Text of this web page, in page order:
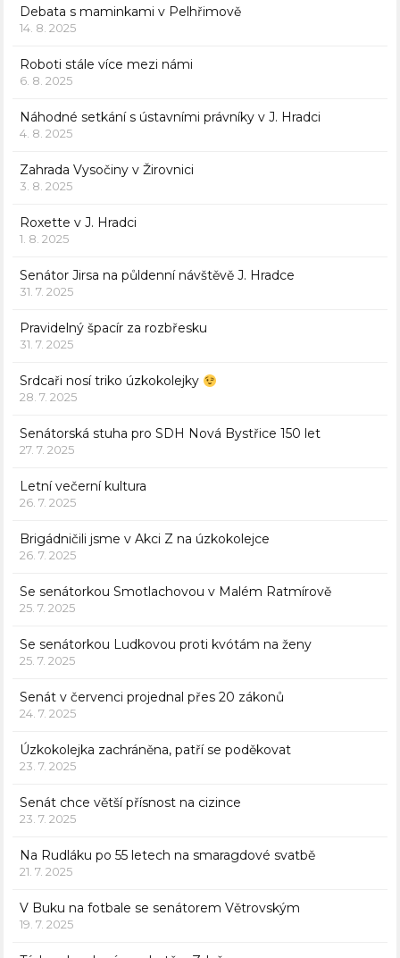
Debata s maminkami v Pelhřimově
14. 8. 2025
Roboti stále více mezi námi
6. 8. 2025
Náhodné setkání s ústavními právníky v J. Hradci
4. 8. 2025
Zahrada Vysočiny v Žirovnici
3. 8. 2025
Roxette v J. Hradci
1. 8. 2025
Senátor Jirsa na půldenní návštěvě J. Hradce
31. 7. 2025
Pravidelný špacír za rozbřesku
31. 7. 2025
Srdcaři nosí triko úzkokolejky
28. 7. 2025
Senátorská stuha pro SDH Nová Bystřice 150 let
27. 7. 2025
Letní večerní kultura
26. 7. 2025
Brigádničili jsme v Akci Z na úzkokolejce
26. 7. 2025
Se senátorkou Smotlachovou v Malém Ratmírově
25. 7. 2025
Se senátorkou Ludkovou proti kvótám na ženy
25. 7. 2025
Senát v červenci projednal přes 20 zákonů
24. 7. 2025
Úzkokolejka zachráněna, patří se poděkovat
23. 7. 2025
Senát chce větší přísnost na cizince
23. 7. 2025
Na Rudláku po 55 letech na smaragdové svatbě
21. 7. 2025
V Buku na fotbale se senátorem Větrovským
19. 7. 2025